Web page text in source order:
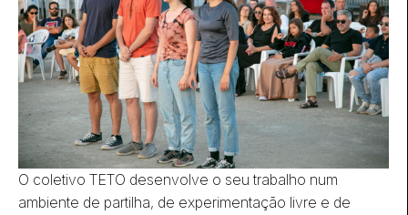
O coletivo TETO desenvolve o seu trabalho num
ambiente de partilha, de experimentação livre e de